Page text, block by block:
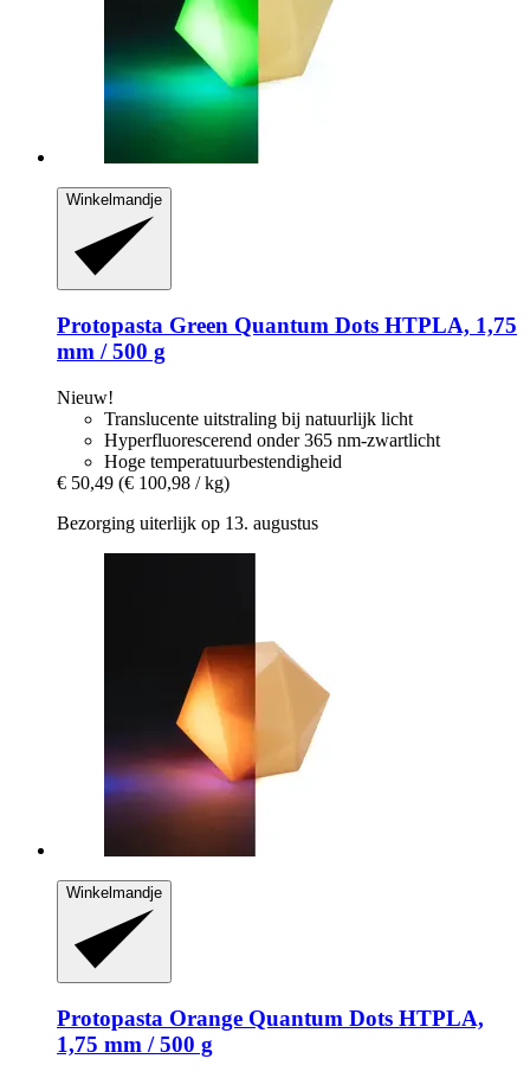
Winkelmandje
Protopasta Green Quantum Dots HTPLA, 1,75
mm / 500 g
Nieuw!
Translucente uitstraling bij natuurlijk licht
Hyperfluorescerend onder 365 nm-zwartlicht
Hoge temperatuurbestendigheid
€ 50,49 (€ 100,98 / kg)
Bezorging uiterlijk op 13. augustus
Winkelmandje
Protopasta Orange Quantum Dots HTPLA,
1,75 mm / 500 g